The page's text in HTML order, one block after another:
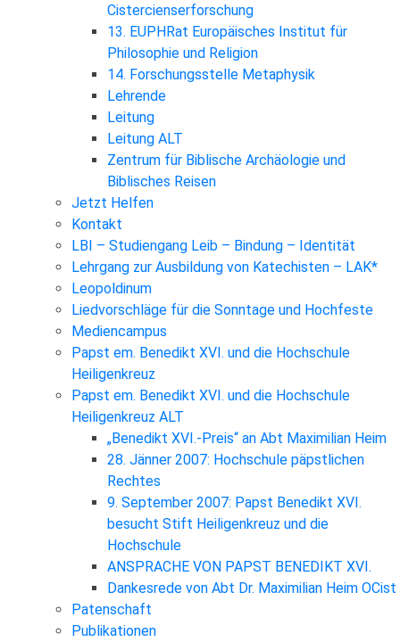
Cistercienserforschung
13. EUPHRat Europäisches Institut für
Philosophie und Religion
14. Forschungsstelle Metaphysik
Lehrende
Leitung
Leitung ALT
Zentrum für Biblische Archäologie und
Biblisches Reisen
Jetzt Helfen
Kontakt
LBI – Studiengang Leib – Bindung – Identität
Lehrgang zur Ausbildung von Katechisten – LAK*
Leopoldinum
Liedvorschläge für die Sonntage und Hochfeste
Mediencampus
Papst em. Benedikt XVI. und die Hochschule
Heiligenkreuz
Papst em. Benedikt XVI. und die Hochschule
Heiligenkreuz ALT
„Benedikt XVI.-Preis“ an Abt Maximilian Heim
28. Jänner 2007: Hochschule päpstlichen
Rechtes
9. September 2007: Papst Benedikt XVI.
besucht Stift Heiligenkreuz und die
Hochschule
ANSPRACHE VON PAPST BENEDIKT XVI.
Dankesrede von Abt Dr. Maximilian Heim OCist
Patenschaft
Publikationen